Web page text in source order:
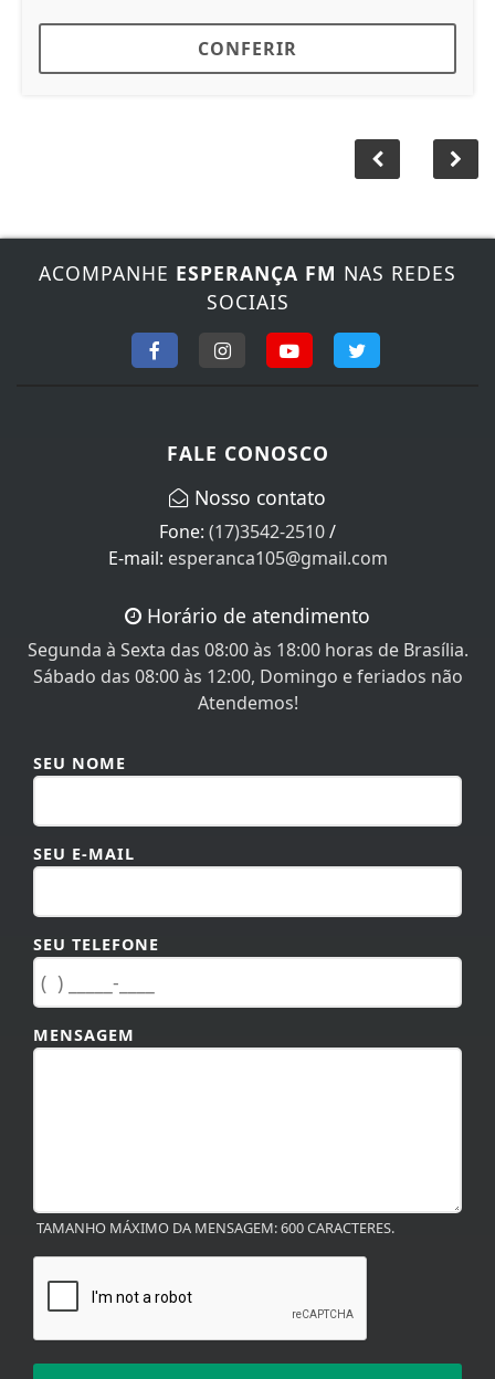
CONFERIR
ACOMPANHE ESPERANÇA FM NAS REDES
SOCIAIS
FALE CONOSCO
Nosso contato
Fone: (17)3542-2510/
E-mail: esperanca105@gmail.com
Horário de atendimento
Segunda à Sexta das 08:00 às 18:00 horas de Brasília.
Sábado das 08:00 às 12:00, Domingo e feriados não
Atendemos!
SEU NOME
SEU E-MAIL
SEU TELEFONE
MENSAGEM
TAMANHO MÁXIMO DA MENSAGEM: 600 CARACTERES.